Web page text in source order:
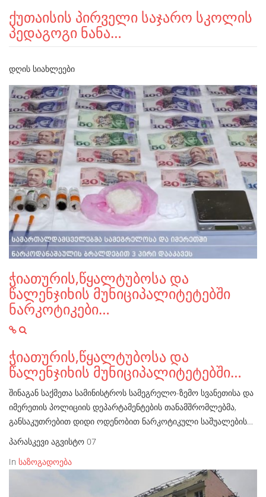
ქუთაისის პირველი საჯარო სკოლის
პედაგოგი ნანა…
ᲓᲦᲘᲡ ᲡᲘᲐᲮᲚᲔᲔᲑᲘ
ჭიათურის,წყალტუბოსა და
წალენჯიხის მუნიციპალიტეტებში
ნარკოტიკები…
ჭიათურის,წყალტუბოსა და
წალენჯიხის მუნიციპალიტეტებში…
შინაგან საქმეთა სამინისტროს სამეგრელო-ზემო სვანეთისა და
იმერეთის პოლიციის დეპარტამენტების თანამშრომლებმა,
განსაკუთრებით დიდი ოდენობით ნარკოტიკული საშუალების…
პარასკევი აგვისტო 07
In საზოგადოება